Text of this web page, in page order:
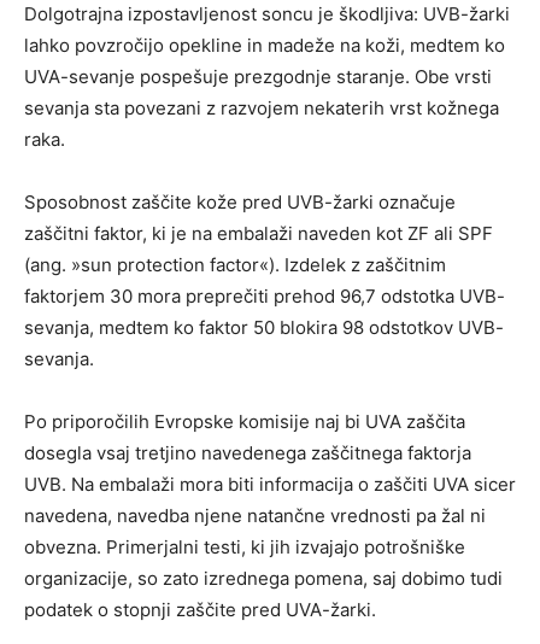
Dolgotrajna izpostavljenost soncu je škodljiva: UVB-žarki
lahko povzročijo opekline in madeže na koži, medtem ko
UVA-sevanje pospešuje prezgodnje staranje. Obe vrsti
sevanja sta povezani z razvojem nekaterih vrst kožnega
raka.
Sposobnost zaščite kože pred UVB-žarki označuje
zaščitni faktor, ki je na embalaži naveden kot ZF ali SPF
(ang. »sun protection factor«). Izdelek z zaščitnim
faktorjem 30 mora preprečiti prehod 96,7 odstotka UVB-
sevanja, medtem ko faktor 50 blokira 98 odstotkov UVB-
sevanja.
Po priporočilih Evropske komisije naj bi UVA zaščita
dosegla vsaj tretjino navedenega zaščitnega faktorja
UVB. Na embalaži mora biti informacija o zaščiti UVA sicer
navedena, navedba njene natančne vrednosti pa žal ni
obvezna. Primerjalni testi, ki jih izvajajo potrošniške
organizacije, so zato izrednega pomena, saj dobimo tudi
podatek o stopnji zaščite pred UVA-žarki.